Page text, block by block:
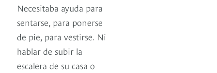
Necesitaba ayuda para
sentarse, para ponerse
de pie, para vestirse. Ni
hablar de subir la
escalera de su casa o